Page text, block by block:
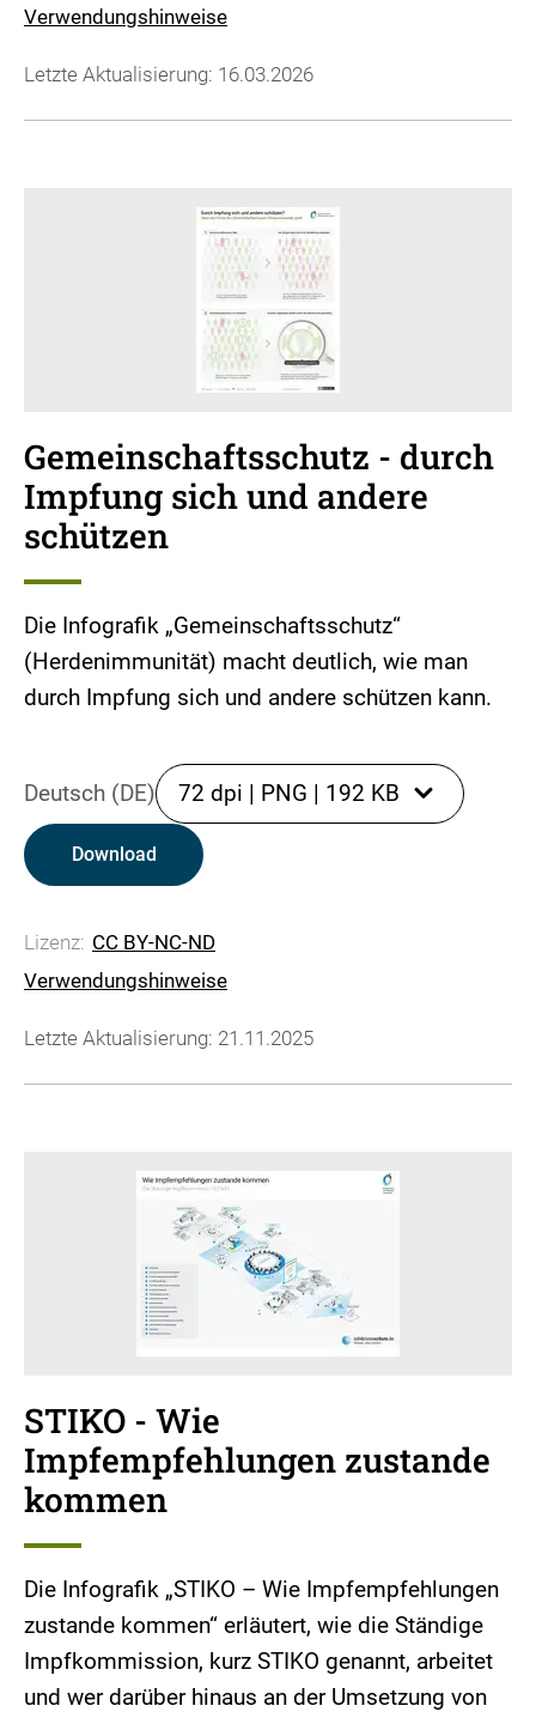
Verwendungshinweise
Letzte Aktualisierung: 16.03.2026
Gemeinschaftsschutz - durch
Impfung sich und andere
schützen
Die Infografik „Gemeinschaftsschutz“
(Herdenimmunität) macht deutlich, wie man
durch Impfung sich und andere schützen kann.
Deutsch (DE) 72 dpi | PNG | 192 KB
Download
Lizenz: CC BY-NC-ND
Verwendungshinweise
Letzte Aktualisierung: 21.11.2025
STIKO - Wie
Impfempfehlungen zustande
kommen
Die Infografik „STIKO – Wie Impfempfehlungen
zustande kommen“ erläutert, wie die Ständige
Impfkommission, kurz STIKO genannt, arbeitet
und wer darüber hinaus an der Umsetzung von